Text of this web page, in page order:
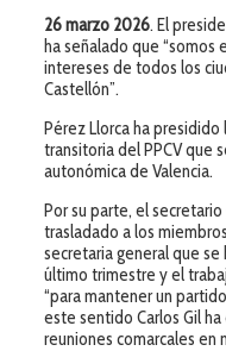
26 marzo 2026. El
ha señalado que
intereses de todos los
Castellón”.
Pérez Llorca ha presidido
transitoria del PPCV que
autonómica de Valencia.
Por su parte, el secretario
trasladado a los
secretaria general que
último trimestre y el
“para mantener un
este sentido Carlos Gil
reuniones comarcales en